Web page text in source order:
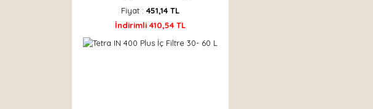
Fiyat : 451,14 TL
İndirimli 410,54 TL